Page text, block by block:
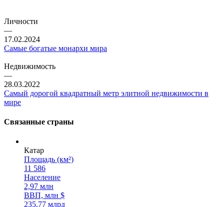
Личности
—
17.02.2024
Самые богатые монархи мира
Недвижимость
—
28.03.2022
Самый дорогой квадратный метр элитной недвижимости в
мире
Связанные страны
Катар
Площадь (км²)
11 586
Население
2,97 млн
ВВП, млн $
235,77 млрд